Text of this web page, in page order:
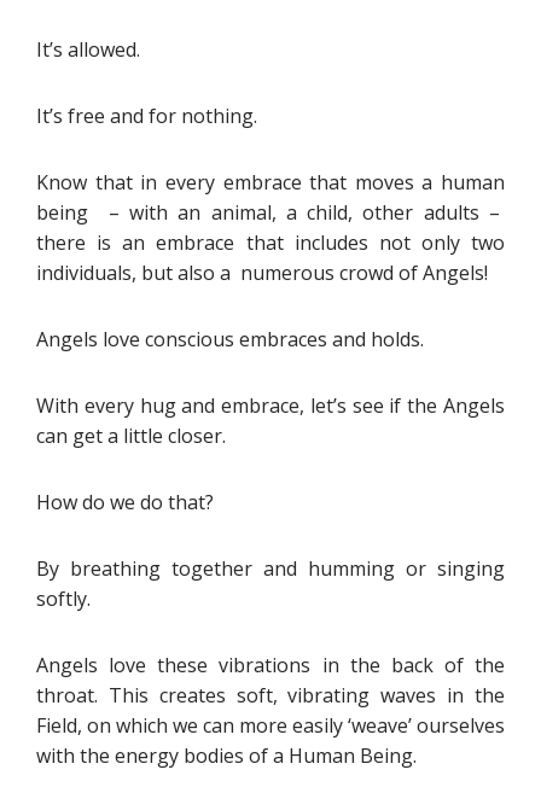
It’s allowed.
It’s free and for nothing.
Know that in every embrace that moves a human
being – with an animal, a child, other adults –
there is an embrace that includes not only two
individuals, but also a numerous crowd of Angels!
Angels love conscious embraces and holds.
With every hug and embrace, let’s see if the Angels
can get a little closer.
How do we do that?
By breathing together and humming or singing
softly.
Angels love these vibrations in the back of the
throat. This creates soft, vibrating waves in the
Field, on which we can more easily ‘weave’ ourselves
with the energy bodies of a Human Being.